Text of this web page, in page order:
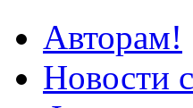
Авторам!
Новости